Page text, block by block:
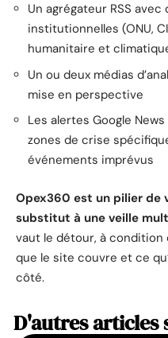
Un agrégateur RSS
institutionnelles (ONU,
humanitaire et
Un ou deux médias
mise en perspective
Les alertes Google
zones de crise
événements imprévus
Opex360 est un pilier de
substitut à une veille
vaut le détour, à
que le site couvre et ce
côté.
D'autres articles